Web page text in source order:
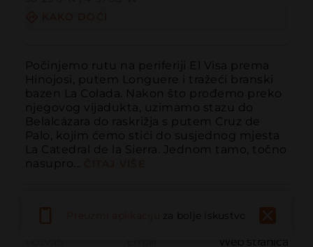
Počinjemo rutu na periferiji El Visa prema
Hinojosi, putem Longuere i tražeći branski
bazen La Colada. Nakon što prođemo preko
njegovog vijadukta, uzimamo stazu do
Belalcázara do raskrižja s putem Cruz de
Palo, kojim ćemo stići do susjednog mjesta
La Catedral de la Sierra. Jednom tamo, točno
nasupro...
Web stranica
za bolje iskustvo